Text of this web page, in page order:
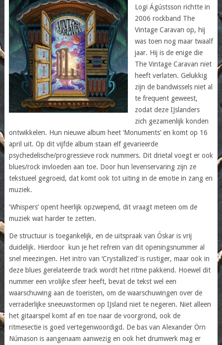
Logi Ágústsson richtte in
2006 rockband The
Vintage Caravan op, hij
was toen nog maar twaalf
jaar. Hij is de enige die
The Vintage Caravan niet
heeft verlaten. Gelukkig
zijn de bandwissels niet al
te frequent geweest,
zodat deze IJslanders
zich gezamenlijk konden
ontwikkelen. Hun nieuwe album heet ‘Monuments’ en komt op 16
april uit. Op dit vijfde album staan elf gevarieerde
psychedelische/progressieve rock nummers. Dit drietal voegt er ook
blues/rock invloeden aan toe. Door hun levenservaring zijn ze
tekstueel gegroeid, dat komt ook tot uiting in de emotie in zang en
muziek.
‘Whispers’ opent heerlijk opzwepend, dit vraagt meteen om de
muziek wat harder te zetten.
De structuur is toegankelijk, en de uitspraak van Óskar is vrij
duidelijk. Hierdoor kun je het refrein van dit openingsnummer al
snel meezingen. Het intro van ‘Crystallized’ is rustiger, maar ook in
deze blues gerelateerde track wordt het ritme pakkend. Hoewel dit
nummer een vrolijke sfeer heeft, bevat de tekst wel een
waarschuwing aan de toeristen, om de waarschuwingen over de
verraderlijke sneeuwstormen op IJsland niet te negeren. Niet alleen
het gitaarspel komt af en toe naar de voorgrond, ook de
ritmesectie is goed vertegenwoordigd. De bas van Alexander Örn
Númason is aangenaam aanwezig en ook het drumwerk mag er